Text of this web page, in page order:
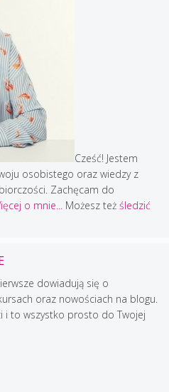
Cześć! Jestem
osobistego oraz wiedzy z
Zachęcam do
o mnie... Możesz też śledzić
dowiadują się o
oraz nowościach na blogu.
i to wszystko prosto do Twojej